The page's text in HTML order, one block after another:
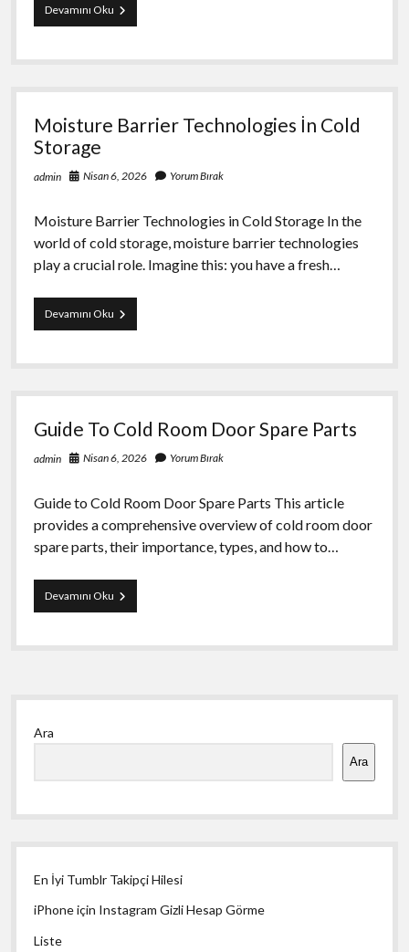
Devamını OkuAnkara
Web
Long
Keyword
Moisture Barrier Technologies İn Cold
Storage
admin Nisan 6, 2026 Yorum Bırak
Moisture Barrier Technologies in Cold Storage In the
world of cold storage, moisture barrier technologies
play a crucial role. Imagine this: you have a fresh…
Devamını OkuMoisture
Barrier
İn
Storage
Guide To Cold Room Door Spare Parts
admin Nisan 6, 2026 Yorum Bırak
Guide to Cold Room Door Spare Parts This article
provides a comprehensive overview of cold room door
spare parts, their importance, types, and how to…
Devamını OkuGuide
To
Room
Yan
Menü
Ara
Ara
En İyi Tumblr Takipçi Hilesi
iPhone için Instagram Gizli Hesap Görme
Liste